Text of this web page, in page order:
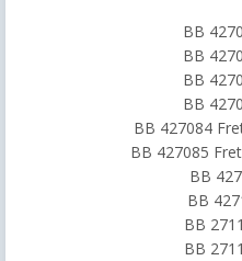
BB
BB
BB
BB
BB 427084
BB 427085
BB
BB
BB
BB